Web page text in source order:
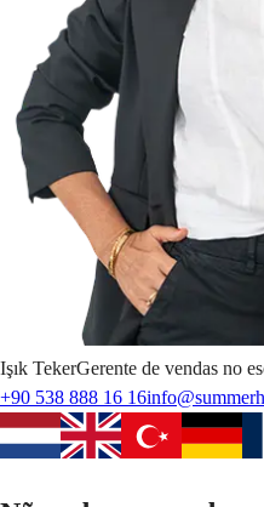
Işık TekerGerente de vendas no
+90 538 888 16 16